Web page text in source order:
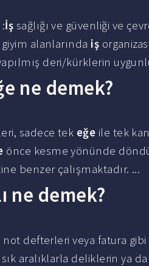
İş sağlığı ve güvenliği ve
alanlarında iş
deri/kürklerin
ne demek?
sadece tek eğe ile tek
önce kesme yönünde
benzer çalışmaktadır. ...
ne demek?
not defterleri veya fatura gibi
aralıklarla deliklerin ya